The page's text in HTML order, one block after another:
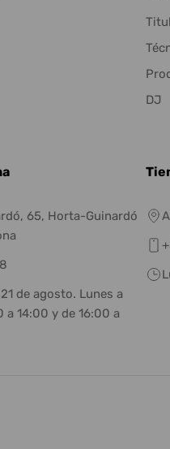
DJ
65, Horta-Guinardó
de agosto. Lunes a
a 14:00 y de 16:00 a